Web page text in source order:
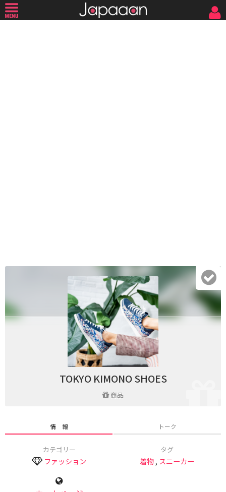
TOKYO KIMONO SHOES
商品
情 報 トーク
カテゴリー
ファッション
タグ
着物, スニーカー